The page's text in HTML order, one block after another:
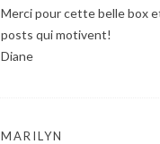
Merci pour cette belle box
posts qui motivent!
Diane
MARILYN